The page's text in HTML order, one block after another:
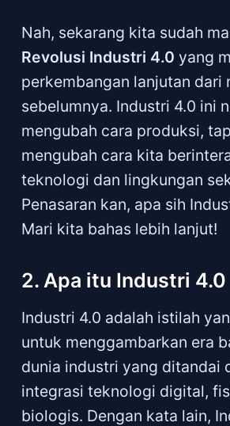
Nah, sekarang kita sudah
Revolusi Industri 4.0 yang
perkembangan lanjutan dari
sebelumnya. Industri 4.0 ini
mengubah cara produksi,
mengubah cara kita
teknologi dan lingkungan
Penasaran kan, apa sih
Mari kita bahas lebih lanjut!
2. Apa itu Industri 4.0
Industri 4.0 adalah istilah
untuk menggambarkan era
dunia industri yang ditandai
integrasi teknologi digital,
biologis. Dengan kata lain,